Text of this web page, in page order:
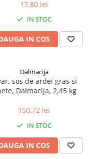
17,80 lei
IN STOC
IN COS
Dalmacija
sos de ardei gras si
Dalmacija, 2,45 kg
150,72 lei
IN STOC
IN COS